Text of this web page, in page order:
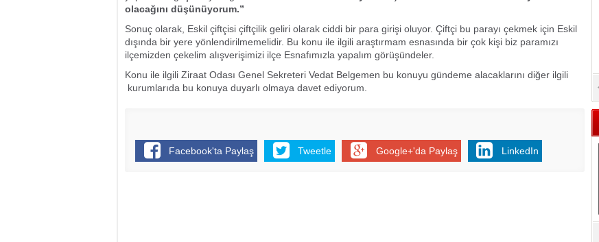
olacağını düşünüyorum.”
Sonuç olarak, Eskil çiftçisi çiftçilik geliri olarak ciddi bir para girişi oluyor. Çiftçi bu parayı çekmek için Eskil
dışında bir yere yönlendirilmemelidir. Bu konu ile ilgili araştırmam esnasında bir çok kişi biz paramızı
ilçemizden çekelim alışverişimizi ilçe Esnafımızla yapalım görüşündeler.
Konu ile ilgili Ziraat Odası Genel Sekreteri Vedat Belgemen bu konuyu gündeme alacaklarını diğer ilgili
kurumlarıda bu konuya duyarlı olmaya davet ediyorum.
Facebook'ta Paylaş Tweetle Google+'da Paylaş LinkedIn